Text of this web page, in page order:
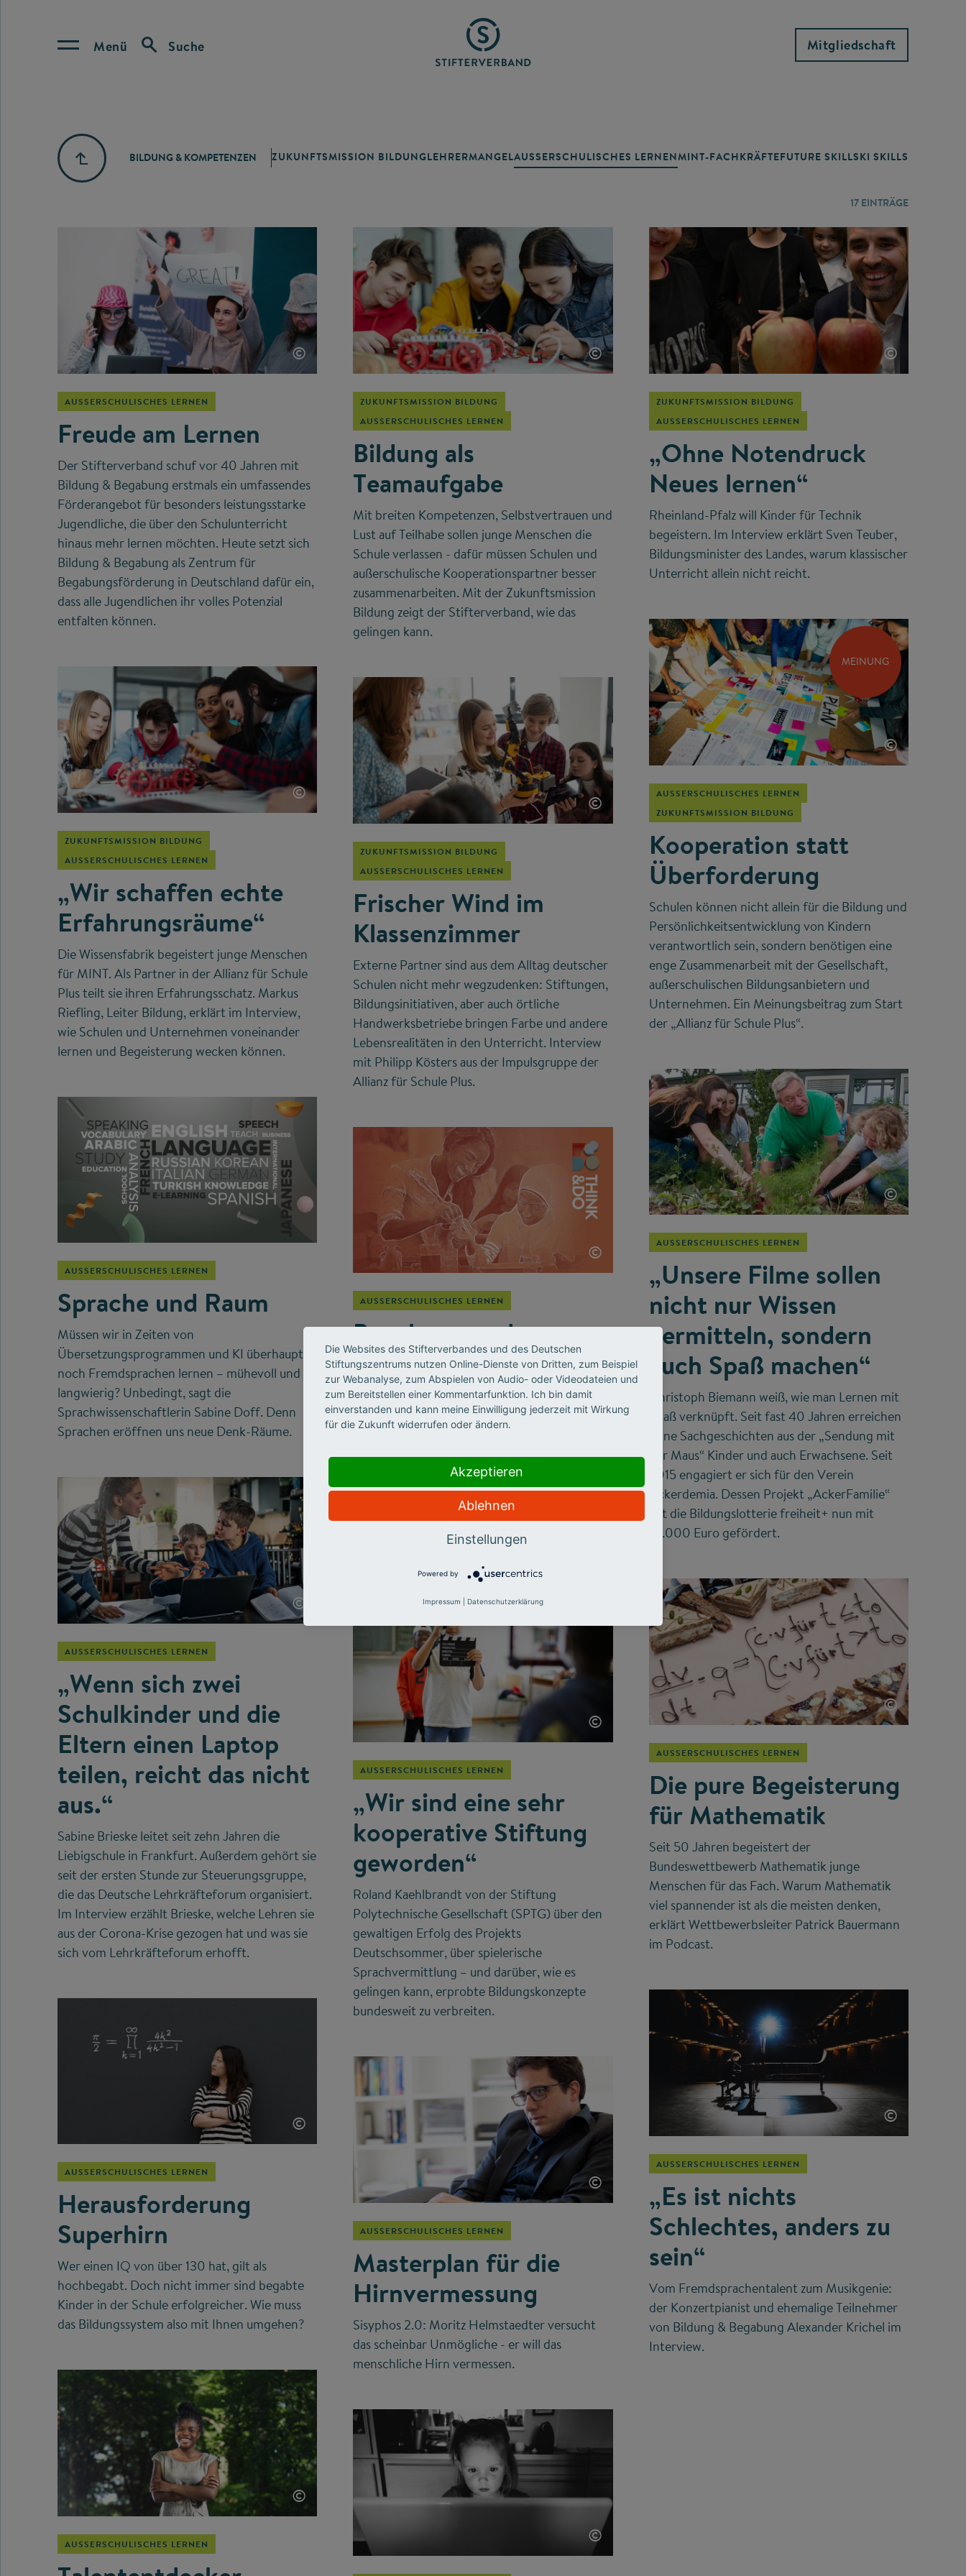
Menü Suche Mitgliedschaft
BILDUNG & KOMPETENZEN ZUKUNFTSMISSION BILDUNGLEHRERMANGELAUSSERSCHULISCHES LERNEN MINT-FACHKRÄFTEFUTURE SKILLSKI SKILLS
17 EINTRÄGE
©
AUSSERSCHULISCHES LERNEN
Freude am Lernen
Der Stifterverband schuf vor 40 Jahren mit
Bildung & Begabung erstmals ein umfassendes
Förderangebot für besonders leistungsstarke
Jugendliche, die über den Schulunterricht
hinaus mehr lernen möchten. Heute setzt sich
Bildung & Begabung als Zentrum für
Begabungsförderung in Deutschland dafür ein,
dass alle Jugendlichen ihr volles Potenzial
entfalten können.
©
ZUKUNFTSMISSION BILDUNG
AUSSERSCHULISCHES LERNEN
Bildung als
Teamaufgabe
Mit breiten Kompetenzen, Selbstvertrauen und
Lust auf Teilhabe sollen junge Menschen die
Schule verlassen - dafür müssen Schulen und
außerschulische Kooperationspartner besser
zusammenarbeiten. Mit der Zukunftsmission
Bildung zeigt der Stifterverband, wie das
gelingen kann.
©
ZUKUNFTSMISSION BILDUNG
AUSSERSCHULISCHES LERNEN
„Ohne Notendruck
Neues lernen“
Rheinland-Pfalz will Kinder für Technik
begeistern. Im Interview erklärt Sven Teuber,
Bildungsminister des Landes, warum klassischer
Unterricht allein nicht reicht.
©
ZUKUNFTSMISSION BILDUNG
AUSSERSCHULISCHES LERNEN
„Wir schaffen echte
Erfahrungsräume“
Die Wissensfabrik begeistert junge Menschen
für MINT. Als Partner in der Allianz für Schule
Plus teilt sie ihren Erfahrungsschatz. Markus
Riefling, Leiter Bildung, erklärt im Interview,
wie Schulen und Unternehmen voneinander
lernen und Begeisterung wecken können.
©
ZUKUNFTSMISSION BILDUNG
AUSSERSCHULISCHES LERNEN
Frischer Wind im
Klassenzimmer
Externe Partner sind aus dem Alltag deutscher
Schulen nicht mehr wegzudenken: Stiftungen,
Bildungsinitiativen, aber auch örtliche
Handwerksbetriebe bringen Farbe und andere
Lebensrealitäten in den Unterricht. Interview
mit Philipp Kösters aus der Impulsgruppe der
Allianz für Schule Plus.
MEINUNG
©
AUSSERSCHULISCHES LERNEN
ZUKUNFTSMISSION BILDUNG
Kooperation statt
Überforderung
Schulen können nicht allein für die Bildung und
Persönlichkeitsentwicklung von Kindern
verantwortlich sein, sondern benötigen eine
enge Zusammenarbeit mit der Gesellschaft,
außerschulischen Bildungsanbietern und
Unternehmen. Ein Meinungsbeitrag zum Start
der „Allianz für Schule Plus“.
AUSSERSCHULISCHES LERNEN
Sprache und Raum
Müssen wir in Zeiten von
Übersetzungsprogrammen und KI überhaupt
noch Fremdsprachen lernen – mühevoll und
langwierig? Unbedingt, sagt die
Sprachwissenschaftlerin Sabine Doff. Denn
Sprachen eröffnen uns neue Denk-Räume.
©
AUSSERSCHULISCHES LERNEN
Begabung und
Zuwanderung
Kinder und Jugendliche mit einer
Zuwanderungsgeschichte haben nicht die
gleichen Chancen, ihre Begabungen zu
entfalten. Oft hemmen sie sprachliche
Hürden, kulturelle Unterschiede oder auch ein
ungeklärter Aufenthaltsstatus. Aber an einem
fehlt es ganz besonders, erzählt die
Bildungsexpertin Ulrike Leikhof im Think&Do-
©
AUSSERSCHULISCHES LERNEN
„Unsere Filme sollen
nicht nur Wissen
vermitteln, sondern
auch Spaß machen“
Christoph Biemann weiß, wie man Lernen mit
Spaß verknüpft. Seit fast 40 Jahren erreichen
seine Sachgeschichten aus der „Sendung mit
der Maus“ Kinder und auch Erwachsene. Seit
2015 engagiert er sich für den Verein
Ackerdemia. Dessen Projekt „AckerFamilie“
hat die Bildungslotterie freiheit+ nun mit
10.000 Euro gefördert.
©
AUSSERSCHULISCHES LERNEN
„Wenn sich zwei
Schulkinder und die
Eltern einen Laptop
teilen, reicht das nicht
aus.“
Sabine Brieske leitet seit zehn Jahren die
Liebigschule in Frankfurt. Außerdem gehört sie
seit der ersten Stunde zur Steuerungsgruppe,
die das Deutsche Lehrkräfteforum organisiert.
Im Interview erzählt Brieske, welche Lehren sie
aus der Corona-Krise gezogen hat und was sie
sich vom Lehrkräfteforum erhofft.
©
AUSSERSCHULISCHES LERNEN
„Wir sind eine sehr
kooperative Stiftung
geworden“
Roland Kaehlbrandt von der Stiftung
Polytechnische Gesellschaft (SPTG) über den
gewaltigen Erfolg des Projekts
Deutschsommer, über spielerische
Sprachvermittlung – und darüber, wie es
gelingen kann, erprobte Bildungskonzepte
bundesweit zu verbreiten.
©
AUSSERSCHULISCHES LERNEN
Die pure Begeisterung
für Mathematik
Seit 50 Jahren begeistert der
Bundeswettbewerb Mathematik junge
Menschen für das Fach. Warum Mathematik
viel spannender ist als die meisten denken,
erklärt Wettbewerbsleiter Patrick Bauermann
im Podcast.
©
AUSSERSCHULISCHES LERNEN
Herausforderung
Superhirn
Wer einen IQ von über 130 hat, gilt als
hochbegabt. Doch nicht immer sind begabte
Kinder in der Schule erfolgreicher. Wie muss
das Bildungssystem also mit Ihnen umgehen?
©
AUSSERSCHULISCHES LERNEN
Masterplan für die
Hirnvermessung
Sisyphos 2.0: Moritz Helmstaedter versucht
das scheinbar Unmögliche - er will das
menschliche Hirn vermessen.
©
AUSSERSCHULISCHES LERNEN
„Es ist nichts
Schlechtes, anders zu
sein“
Vom Fremdsprachentalent zum Musikgenie:
der Konzertpianist und ehemalige Teilnehmer
von Bildung & Begabung Alexander Krichel im
Interview.
©
AUSSERSCHULISCHES LERNEN ©
Die Websites des Stifterverbandes und des Deutschen
Stiftungszentrums nutzen Online-Dienste von Dritten, zum Beispiel
zur Webanalyse, zum Abspielen von Audio- oder Videodateien und
zum Bereitstellen einer Kommentarfunktion. Ich bin damit
einverstanden und kann meine Einwilligung jederzeit mit Wirkung
für die Zukunft widerrufen oder ändern.
Akzeptieren
Ablehnen
Einstellungen
Powered by
Impressum Datenschutzerklärung